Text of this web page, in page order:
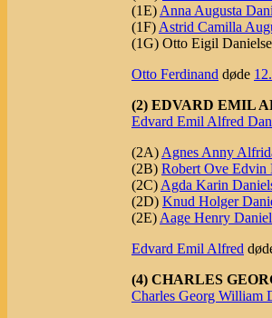
(1E) Anna Augusta
(1F) Astrid Camilla
(1G) Otto Eigil
Otto Ferdinand døde
(2) EDVARD EMIL
Edvard Emil Alfred
(2A) Agnes Anny
(2B) Robert Ove Edvin
(2C) Agda Karin
(2D) Knud Holger
(2E) Aage Henry
Edvard Emil Alfred
(4) CHARLES
Charles Georg William